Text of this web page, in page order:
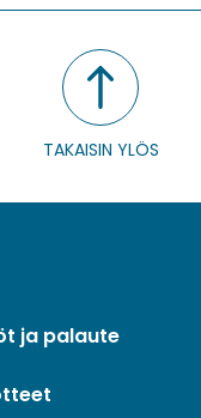
TAKAISIN YLÖS
ja palaute